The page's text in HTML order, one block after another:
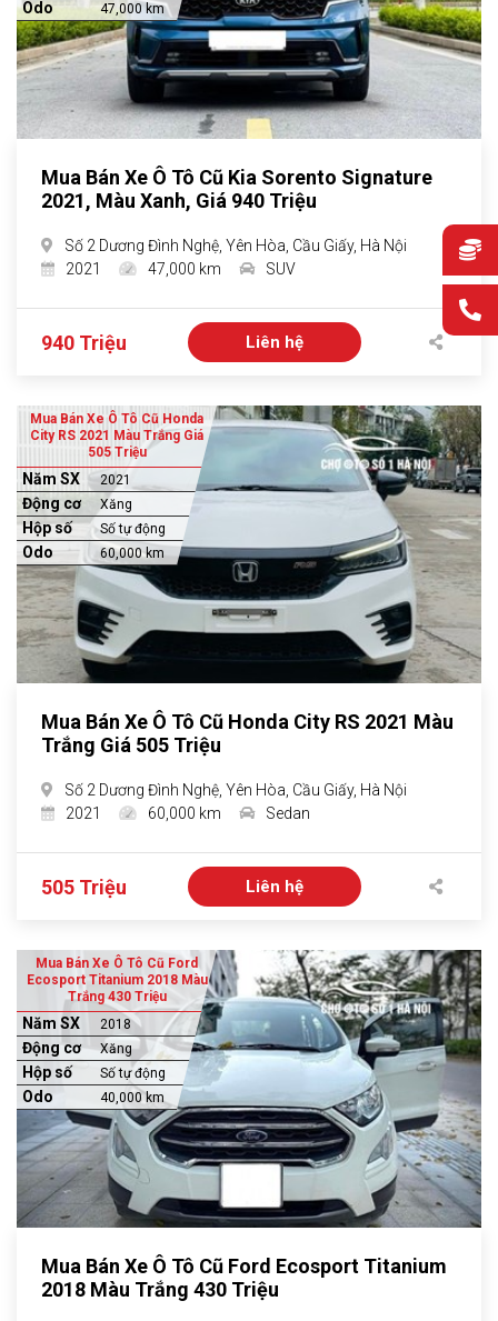
Odo 47,000 km
Mua Bán Xe Ô Tô Cũ Kia Sorento Signature
2021, Màu Xanh, Giá 940 Triệu
Số 2 Dương Đình Nghệ, Yên Hòa, Cầu Giấy, Hà Nội
2021
47,000 km SUV
940 Triệu Liên hệ
Mua Bán Xe Ô Tô Cũ Honda
City RS 2021 Màu Trắng Giá
505 Triệu
Năm SX 2021
Động cơ Xăng
Hộp số Số tự động
Odo 60,000 km
Mua Bán Xe Ô Tô Cũ Honda City RS 2021 Màu
Trắng Giá 505 Triệu
Số 2 Dương Đình Nghệ, Yên Hòa, Cầu Giấy, Hà Nội
2021
60,000 km Sedan
505 Triệu Liên hệ
Mua Bán Xe Ô Tô Cũ Ford
Ecosport Titanium 2018 Màu
Trắng 430 Triệu
Năm SX 2018
Động cơ Xăng
Hộp số Số tự động
Odo 40,000 km
Mua Bán Xe Ô Tô Cũ Ford Ecosport Titanium
2018 Màu Trắng 430 Triệu